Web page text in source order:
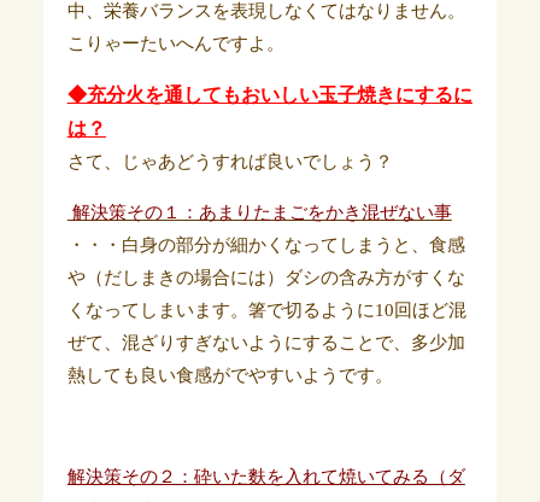
中、栄養バランスを表現しなくてはなりません。
こりゃーたいへんですよ。
◆充分火を通してもおいしい玉子焼きにするに
は？
さて、じゃあどうすれば良いでしょう？
解決策その１：あまりたまごをかき混ぜない事
・・・白身の部分が細かくなってしまうと、食感
や（だしまきの場合には）ダシの含み方がすくな
くなってしまいます。箸で切るように10回ほど混
ぜて、混ざりすぎないようにすることで、多少加
熱しても良い食感がでやすいようです。
解決策その２：砕いた麩を入れて焼いてみる（ダ